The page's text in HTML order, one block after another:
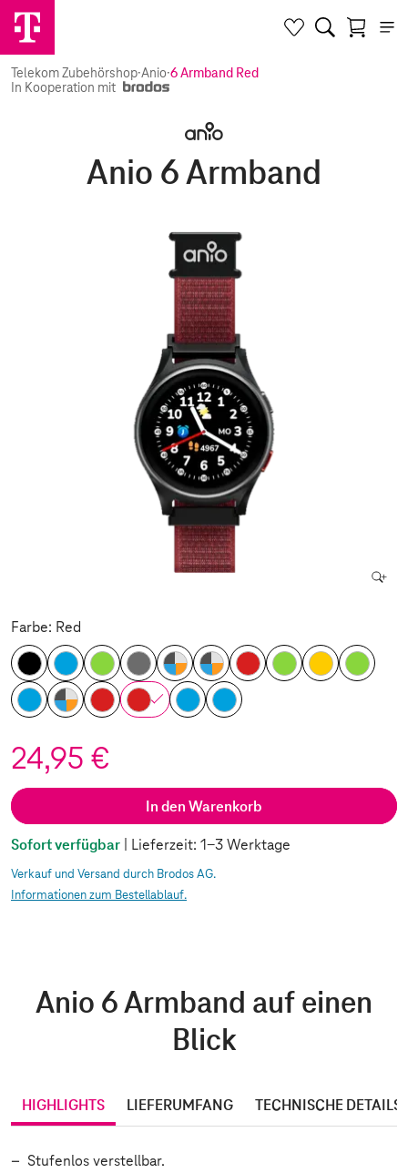
Telekom Zubehörshop·Anio·6 Armband Red
In Kooperation mit
Anio 6 Armband
Farbe: Red
24,95 €
In den Warenkorb
Sofort verfügbar | Lieferzeit: 1-3 Werktage
Verkauf und Versand durch Brodos AG.
Informationen zum Bestellablauf.
Anio 6 Armband auf einen
Blick
HIGHLIGHTS LIEFERUMFANG TECHNISCHE DETAILS
Stufenlos verstellbar.